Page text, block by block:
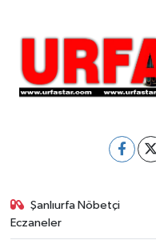
Şanlıurfa Nöbetçi
Eczaneler